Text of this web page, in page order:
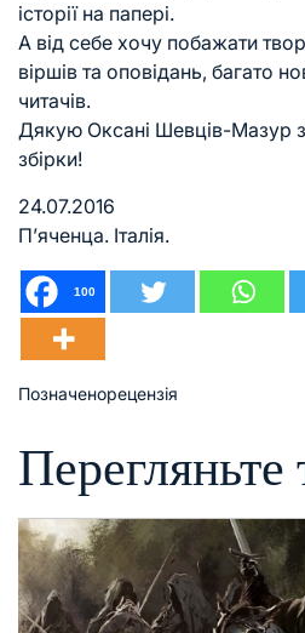
історії на папері.
А від себе хочу побажати
віршів та оповідань, багато
читачів.
Дякую Оксані Шевців-Мазур
збірки!
24.07.2016
П’яченца. Італія.
100
Позначенорецензія
Перегляньте